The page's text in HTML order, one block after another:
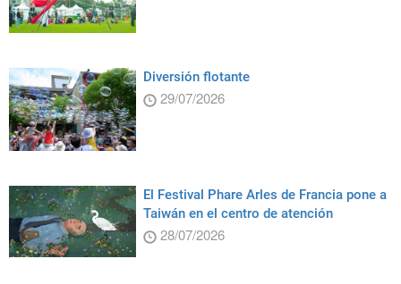
Diversión flotante
29/07/2026
El Festival Phare Arles de Francia pone a
Taiwán en el centro de atención
28/07/2026